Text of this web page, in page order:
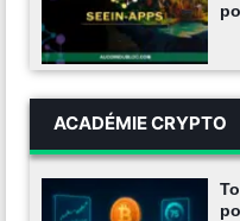
ACADÉMIE CRYPTO